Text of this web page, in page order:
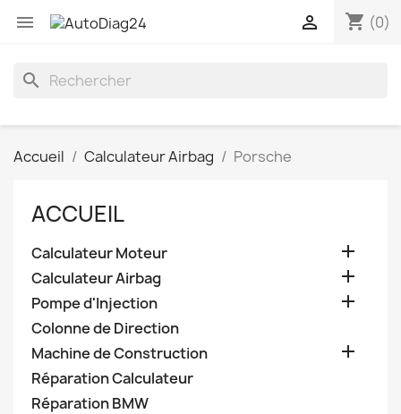
 shopping_cart (0)

search
Accueil Calculateur Airbag Porsche
ACCUEIL
Calculateur Moteur 
Calculateur Airbag 
Pompe d'Injection 
Colonne de Direction
Machine de Construction

Réparation Calculateur
Réparation BMW